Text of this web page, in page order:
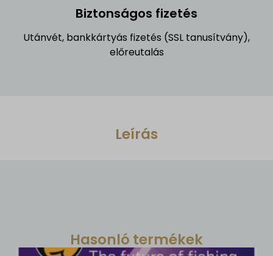
Biztonságos fizetés
Utánvét, bankkártyás fizetés (SSL tanusítvány),
előreutalás
Leírás
Hasonló termékek